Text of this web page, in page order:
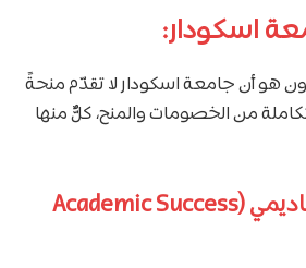
اسكودار:
هو أن جامعة اسكودار لا تقدّم منحةً
من الخصومات والمنح، كلٌّ منها
1. منحة التميز الأكاديمي (Academic Success